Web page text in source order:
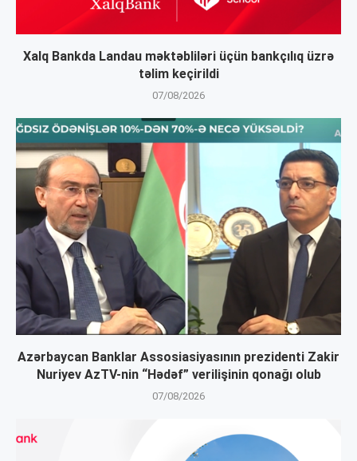
Xalq Bankda Landau məktəbliləri üçün bankçılıq üzrə
təlim keçirildi
07/08/2026
Azərbaycan Banklar Assosiasiyasının prezidenti Zakir
Nuriyev AzTV-nin “Hədəf” verilişinin qonağı olub
07/08/2026